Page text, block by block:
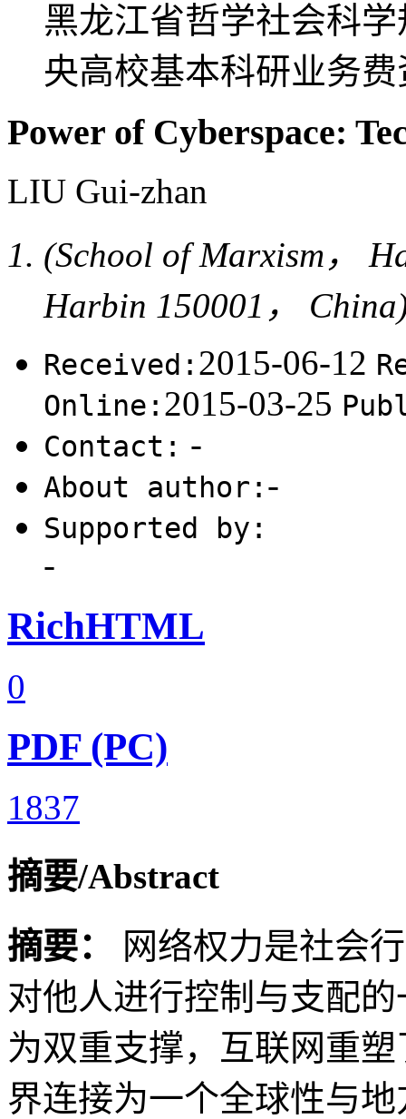
黑龙江省哲学社会科
央高校基本科研业务
Power of Cyberspace:
LIU Gui-zhan
(School of Marxism，
Harbin 150001，
Received: 2015-06-12
Online: 2015-03-25
Contact: -
About author: -
Supported by:
-
RichHTML
0
PDF (PC)
1837
摘要/Abstract
摘要：
网络权力是社会
对他人进行控制与支配
为双重支撑，互联网重
界连接为一个全球性与